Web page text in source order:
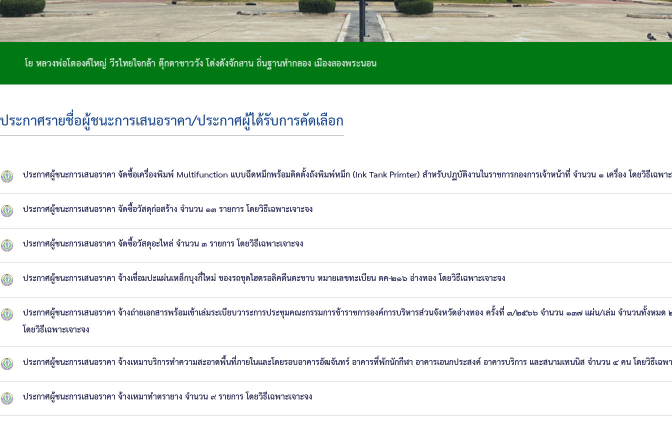
อโตองค์ใหญ่ วีรไทยใจกล้า ตุ๊กตาชาววัง โด่งดังจักสาน ถิ่นฐานทำกลอง เมืองสองพระนอน
ประกาศรายชื่อผู้ชนะการเสนอราคา/ประกาศผู้ได้รับการคัดเลือก
ประกาศผู้ชนะการเสนอราคา จัดซื้อเครื่องพิมพ์ Multifunction แบบฉีดหมึกพร้อมติดตั้งถังพิมพ์หมึก (Ink Tank Primter) สำหรับปฏบัติงานในราชการกองการเจ้าหน้าที่ จำนวน ๑ เครื่อง โดยวิธีเฉพาะ
ประกาศผู้ชนะการเสนอราคา จัดซื้อวัสดุก่อสร้าง จำนวน ๑๓ รายการ โดยวิธีเฉพาะเจาะจง
ประกาศผู้ชนะการเสนอราคา จัดซื้อวัสดุอะไหล่ จำนวน ๓ รายการ โดยวิธีเฉพาะเจาะจง
ประกาศผู้ชนะการเสนอราคา จ้างเชื่อมปะแผ่นเหล็กบุงกี๋ใหม่ ของรถขุดไฮดรอลิคตีนตะขาบ หมายเลขทะเบียน ตค-๒๑๖ อ่างทอง โดยวิธีเฉพาะเจาะจง
ประกาศผู้ชนะการเสนอราคา จ้างถ่ายเอกสารพร้อมเข้าเล่มระเบียบวาระการประชุมคณะกรรมการข้าราชการองค์การบริหารส่วนจังหวัดอ่างทอง ครั้งที่ ๓/๒๕๖๖ จำนวน ๑๓๗ แผ่น/เล่ม จำนวนทั้งหมด
โดยวิธีเฉพาะเจาะจง
ประกาศผู้ชนะการเสนอราคา จ้างเหมาบริการทำความสะอาดพื้นที่ภายในและโดยรอบอาคารอัฒจันทร์ อาคารที่พักนักกีฬา อาคารเอนกประสงค์ อาคารบริการ และสนามเทนนิส จำนวน ๔ คน โดยวิธีเฉพ
ประกาศผู้ชนะการเสนอราคา จ้างเหมาทำตรายาง จำนวน ๙ รายการ โดยวิธีเฉพาะเจาะจง